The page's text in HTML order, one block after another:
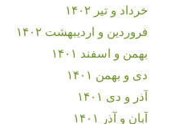
خرداد و تیر ۱۴۰۲
فروردین و اردیبهشت ۱۴۰۲
بهمن و اسفند ۱۴۰۱
دی و بهمن ۱۴۰۱
آذر و دی ۱۴۰۱
آبان و آذر ۱۴۰۱